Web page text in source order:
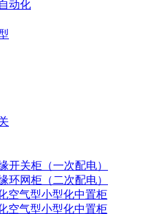
动化
开关柜（一次配电）
环网柜（二次配电）
空气型小型化中置柜
空气型小型化中置柜